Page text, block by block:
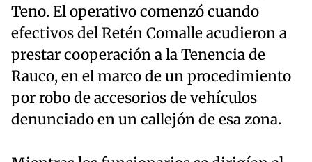
Teno. El operativo comenzó cuando
efectivos del Retén Comalle acudieron a
prestar cooperación a la Tenencia de
Rauco, en el marco de un procedimiento
por robo de accesorios de vehículos
denunciado en un callejón de esa zona.